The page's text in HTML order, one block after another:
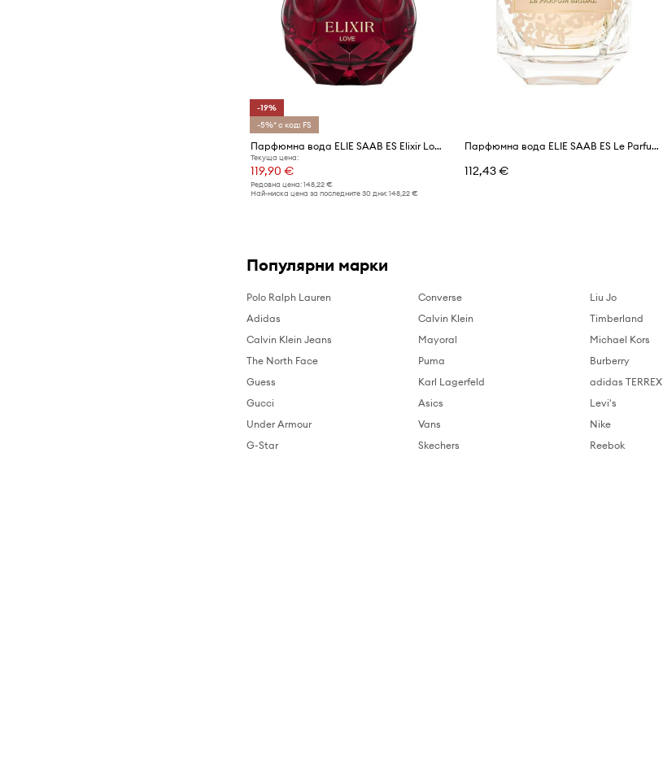
-19%
-5%* с код: FS
Парфюмна вода ELIE SAAB ES Elixir Love EDP 100ml
Текуща цена:
119,90 €
Редовна цена: 148,22 €
Най-ниска цена за последните 30 дни: 148,22 €
Парфюмна вода ELIE SAAB ES Le Parfum Bridal EDP 50ml
112,43 €
Популярни марки
Polo Ralph Lauren
Adidas
Calvin Klein Jeans
The North Face
Guess
Gucci
Under Armour
G-Star
Converse
Calvin Klein
Mayoral
Puma
Karl Lagerfeld
Asics
Vans
Skechers
Liu Jo
Timberland
Michael Kors
Burberry
adidas TERREX
Levi's
Nike
Reebok